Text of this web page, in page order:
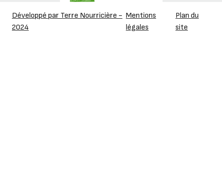
Développé par Terre Nourricière -
2024
Mentions
légales
Plan du
site